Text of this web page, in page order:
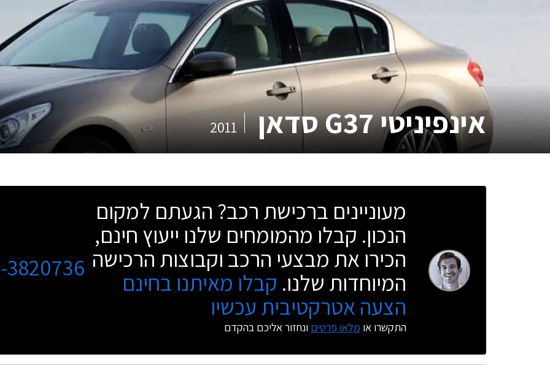
אינפיניטי G37 סדאן 2011
מעוניינים ברכישת רכב? הגעתם למקום
הנכון. קבלו מהמומחים שלנו ייעוץ חינם,
הכירו את מבצעי הרכב וקבוצות הרכישה
המיוחדות שלנו. קבלו מאיתנו בחינם
הצעה אטרקטיבית עכשיו
התקשרו או מלאו פרטים ונחזור אליכם בהקדם
3820736